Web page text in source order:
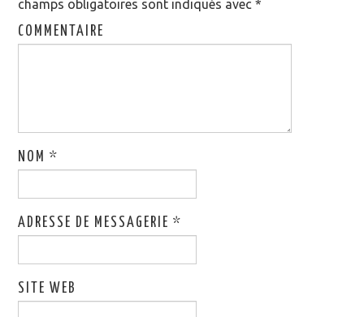
champs obligatoires sont indiqués avec*
COMMENTAIRE
NOM*
ADRESSE DE MESSAGERIE*
SITE WEB